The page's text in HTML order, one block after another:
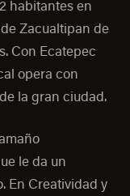
habitantes en
Zacualtipan de
Con Ecatepec
opera con
la gran ciudad.
le da un
En Creatividad y